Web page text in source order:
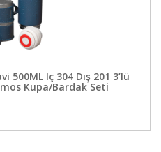
500ML Iç 304 Dış 201 3’lü
Kupa/Bardak Seti